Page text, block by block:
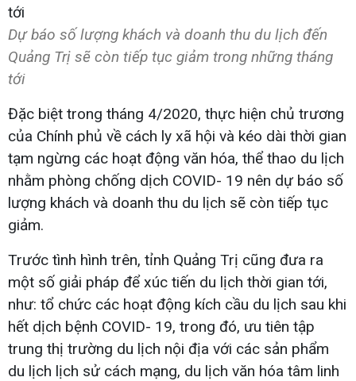
Dự báo số lượng khách và doanh thu du lịch đến
Quảng Trị sẽ còn tiếp tục giảm trong những tháng
tới
Đặc biệt trong tháng 4/2020, thực hiện chủ trương
của Chính phủ về cách ly xã hội và kéo dài thời gian
tạm ngừng các hoạt động văn hóa, thể thao du lịch
nhằm phòng chống dịch COVID- 19 nên dự báo số
lượng khách và doanh thu du lịch sẽ còn tiếp tục
giảm.
Trước tình hình trên, tỉnh Quảng Trị cũng đưa ra
một số giải pháp để xúc tiến du lịch thời gian tới,
như: tổ chức các hoạt động kích cầu du lịch sau khi
hết dịch bệnh COVID- 19, trong đó, ưu tiên tập
trung thị trường du lịch nội địa với các sản phẩm
du lịch lịch sử cách mạng, du lịch văn hóa tâm linh